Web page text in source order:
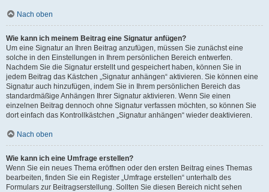
Nach oben
Wie kann ich meinem Beitrag eine Signatur anfügen?
Um eine Signatur an Ihren Beitrag anzufügen, müssen Sie zunächst eine
solche in den Einstellungen in Ihrem persönlichen Bereich entwerfen.
Nachdem Sie die Signatur erstellt und gespeichert haben, können Sie in
jedem Beitrag das Kästchen „Signatur anhängen“ aktivieren. Sie können eine
Signatur auch hinzufügen, indem Sie in Ihrem persönlichen Bereich das
standardmäßige Anhängen Ihrer Signatur aktivieren. Wenn Sie einen
einzelnen Beitrag dennoch ohne Signatur verfassen möchten, so können Sie
dort einfach das Kontrollkästchen „Signatur anhängen“ wieder deaktivieren.
Nach oben
Wie kann ich eine Umfrage erstellen?
Wenn Sie ein neues Thema eröffnen oder den ersten Beitrag eines Themas
bearbeiten, finden Sie ein Register „Umfrage erstellen“ unterhalb des
Formulars zur Beitragserstellung. Sollten Sie diesen Bereich nicht sehen